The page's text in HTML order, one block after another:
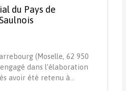
du Pays de
(Moselle, 62 950
dans l’élaboration
avoir été retenu à…